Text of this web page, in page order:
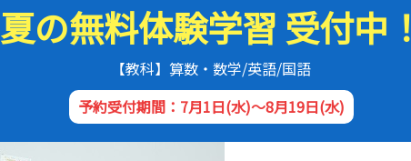
夏の無料体験学習 受付中！
【教科】算数・数学/英語/国語
予約受付期間：7月1日(水)～8月19日(水)